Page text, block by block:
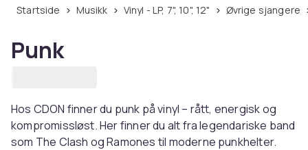
Startside Musikk Vinyl - LP, 7", 10", 12" Øvrige sjangere
Punk
Hos CDON finner du punk på vinyl – rått, energisk og
kompromissløst. Her finner du alt fra legendariske band
som The Clash og Ramones til moderne punkhelter.